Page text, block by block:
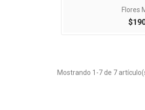
Vista
Flores
Mostrando 1-7 de 7